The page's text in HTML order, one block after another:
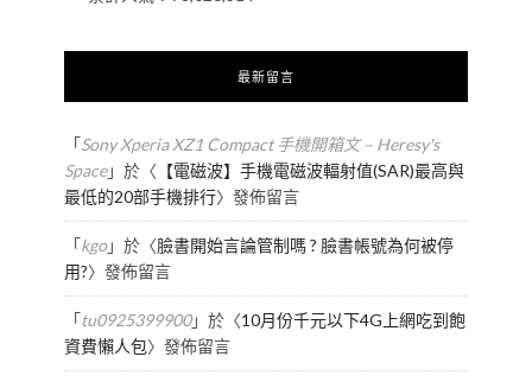
最新留言
「Sony Xperia XZ1 Compact 手機開箱文 – Heresy's
Space」於〈 【電磁波】手機電磁波輻射值(SAR)最高與
最低的20部手機排行〉發佈留言
「kgo」於〈臉書開始言論管制嗎 ? 臉書帳號為何被停
用?〉發佈留言
「tu0925399900」於〈10月份千元以下4G上網吃到飽
資費懶人包〉發佈留言